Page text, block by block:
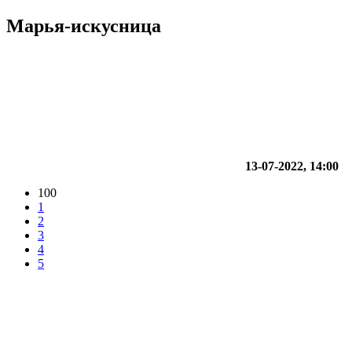
Марья-искусница
13-07-2022, 14:00
100
1
2
3
4
5